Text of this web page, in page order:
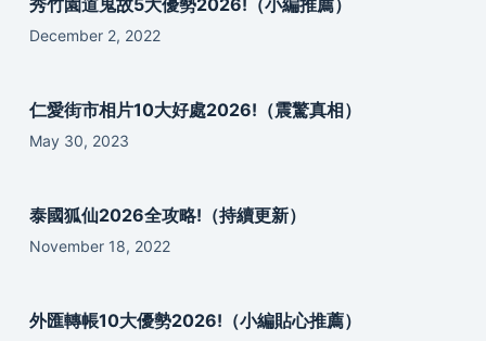
秀竹園道鬼故5大優勢2026!（小編推薦）
December 2, 2022
仁愛街市相片10大好處2026!（震驚真相）
May 30, 2023
泰國狐仙2026全攻略!（持續更新）
November 18, 2022
外匯轉帳10大優勢2026!（小編貼心推薦）